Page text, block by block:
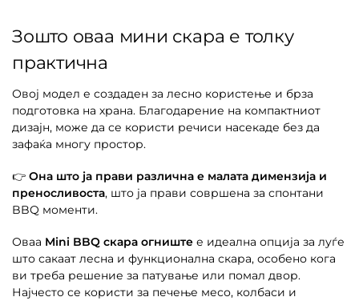
Зошто оваа мини скара е толку
практична
Овој модел е создаден за лесно користење и брза
подготовка на храна. Благодарение на компактниот
дизајн, може да се користи речиси насекаде без да
зафаќа многу простор.
👉 Она што ја прави различна е малата димензија и
преносливоста, што ја прави совршена за спонтани
BBQ моменти.
Оваа Mini BBQ скара огниште е идеална опција за луѓе
што сакаат лесна и функционална скара, особено кога
ви треба решение за патување или помал двор.
Најчесто се користи за печење месо, колбаси и